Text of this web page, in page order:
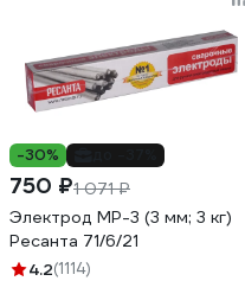
-30%
750 ₽1 071 ₽
Электрод МР-3 (3 мм; 3 кг)
Ресанта 71/6/21
4.2(1114)